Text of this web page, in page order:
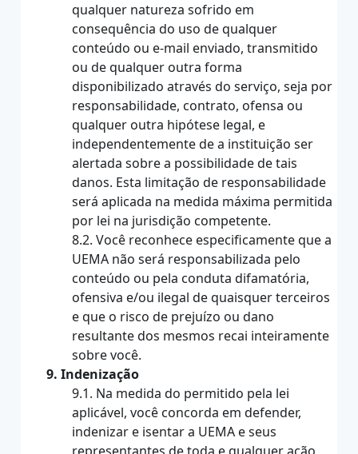
qualquer natureza sofrido em
consequência do uso de qualquer
conteúdo ou e-mail enviado, transmitido
ou de qualquer outra forma
disponibilizado através do serviço, seja por
responsabilidade, contrato, ofensa ou
qualquer outra hipótese legal, e
independentemente de a instituição ser
alertada sobre a possibilidade de tais
danos. Esta limitação de responsabilidade
será aplicada na medida máxima permitida
por lei na jurisdição competente.
8.2. Você reconhece especificamente que a
UEMA não será responsabilizada pelo
conteúdo ou pela conduta difamatória,
ofensiva e/ou ilegal de quaisquer terceiros
e que o risco de prejuízo ou dano
resultante dos mesmos recai inteiramente
sobre você.
9. Indenização
9.1. Na medida do permitido pela lei
aplicável, você concorda em defender,
indenizar e isentar a UEMA e seus